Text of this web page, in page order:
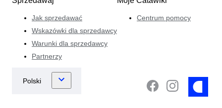
Jak sprzedawać
Wskazówki dla sprzedawcy
Warunki dla sprzedawcy
Partnerzy
Centrum pomocy